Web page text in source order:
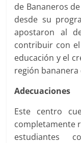
de Bananeros
desde su
apostaron al
contribuir con
educación y el
región bananera
Adecuaciones
Este centro
completamente
estudiantes